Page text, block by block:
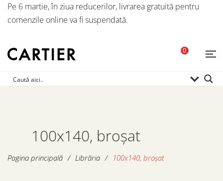
Pe 6 martie, în ziua reducerilor, livrarea gratuită pentru
comenzile online va fi suspendată.
0
100x140, broșat
Pagina principală / Librăria / 100x140, broșat